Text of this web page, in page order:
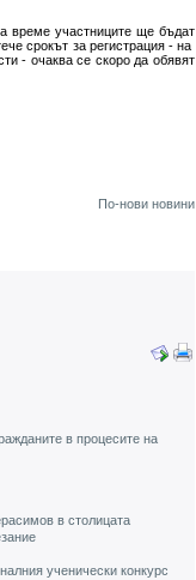
време участниците ще бъдат
срокът за регистрация - на
- очаква се скоро да обявят
По-нови новини
в процесите на
в столицата
ученически конкурс